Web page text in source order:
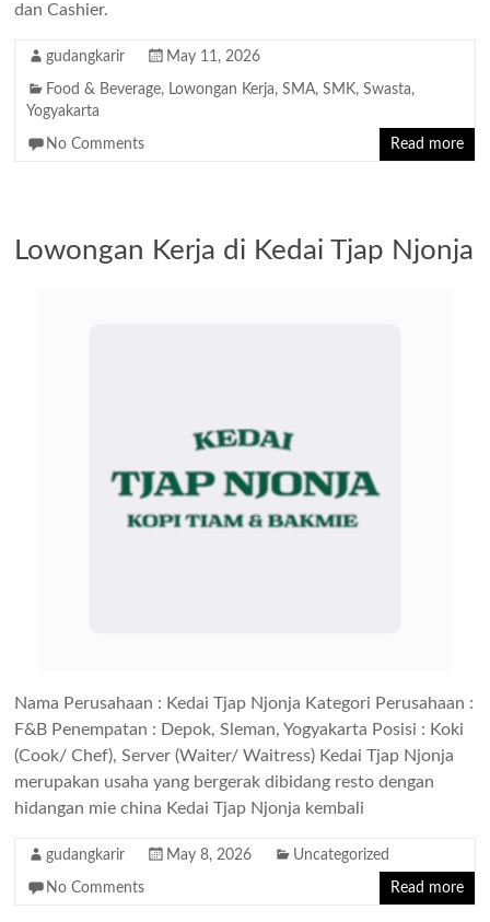
dan Cashier.
gudangkarir May 11, 2026
Food & Beverage, Lowongan Kerja,SMA,SMK,Swasta,
Yogyakarta
No Comments Read more
Lowongan Kerja di Kedai Tjap Njonja
Nama Perusahaan : Kedai Tjap Njonja Kategori Perusahaan :
F&B Penempatan : Depok, Sleman, Yogyakarta Posisi : Koki
(Cook/ Chef), Server (Waiter/ Waitress) Kedai Tjap Njonja
merupakan usaha yang bergerak dibidang resto dengan
hidangan mie china Kedai Tjap Njonja kembali
gudangkarir May 8, 2026 Uncategorized
No Comments Read more